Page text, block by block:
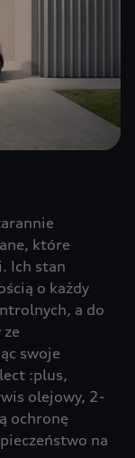
które
Ich stan
o każdy
a do
ze
swoje
:plus,
olejowy, 2-
ochronę
na